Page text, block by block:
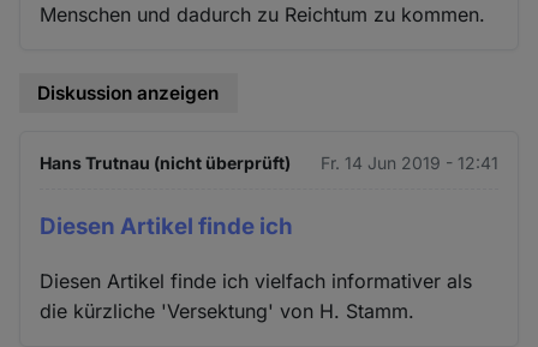
Menschen und dadurch zu Reichtum zu kommen.
Diskussion anzeigen
Hans Trutnau (nicht überprüft) Fr. 14 Jun 2019 - 12:41
Diesen Artikel finde ich
Diesen Artikel finde ich vielfach informativer als
die kürzliche 'Versektung' von H. Stamm.